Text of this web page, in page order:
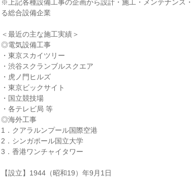
※上記各種設備工事の企画から設計・施工・メンテナンス
る総合設備企業
＜最近の主な施工実績＞
◎電気設備工事
・東京スカイツリー
・渋谷スクランブルスクエア
・虎ノ門ヒルズ
・東京ビックサイト
・国立競技場
・各テレビ局 等
◎海外工事
1．クアラルンプール国際空港
2．シンガポール国立大学
3．香港ワンチャイタワー
【設立】1944（昭和19）年9月1日